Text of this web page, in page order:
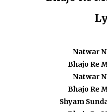
Natwar
Bhajo Re
Natwar
Bhajo Re
Shyam